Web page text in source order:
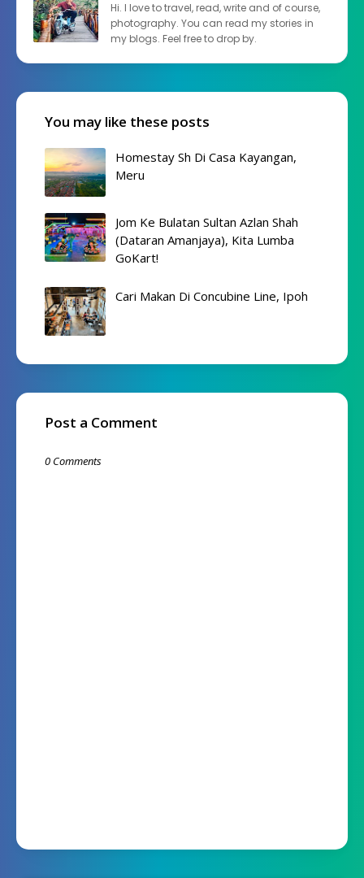
Hi. I love to travel, read, write and of course,
photography. You can read my stories in
my blogs. Feel free to drop by.
You may like these posts
Homestay Sh Di Casa Kayangan,
Meru
Jom Ke Bulatan Sultan Azlan Shah
(Dataran Amanjaya), Kita Lumba
GoKart!
Cari Makan Di Concubine Line, Ipoh
Post a Comment
0 Comments